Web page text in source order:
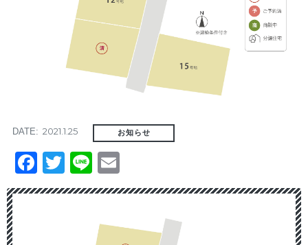
DATE: 2021.1.25 お知らせ
Facebook
Twitter
Line